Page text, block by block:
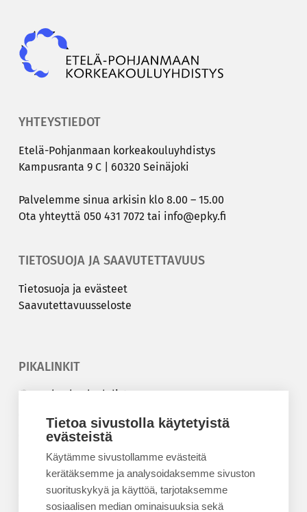
Tietoa sivustolla käytetyistä
evästeistä
Käytämme sivustollamme evästeitä
kerätäksemme ja analysoidaksemme sivuston
suorituskykyä ja käyttöä, tarjotaksemme
sosiaalisen median ominaisuuksia sekä
YHTEYSTIEDOT
Etelä-​Pohjanmaan kor­kea­kou­lu­yh­dis­tys
Kam­pus­ran­ta 9 C | 60320 Sei­nä­jo­ki
Pal­ve­lem­me sinua ar­ki­sin klo 8.00 – 15.00
Ota yh­teyt­tä 050 431 7072 tai info@epky.fi
TIETOSUOJA JA SAAVUTETTAVUUS
Tie­to­suo­ja ja eväs­teet
Saa­vu­tet­ta­vuus­se­los­te
PIKALINKIT
Korkeakouluyhdistys
Kesäyliopisto
Epanet
BLOGIT
Kesäyliopiston blogi